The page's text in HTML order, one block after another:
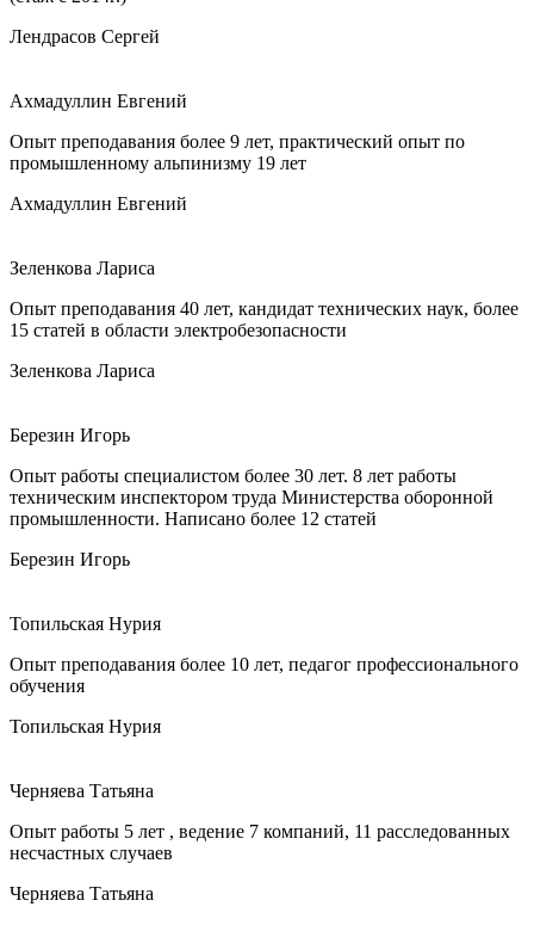
Лендрасов Сергей
Ахмадуллин Евгений
Опыт преподавания более 9 лет, практический опыт по
промышленному альпинизму 19 лет
Ахмадуллин Евгений
Зеленкова Лариса
Опыт преподавания 40 лет, кандидат технических наук, более
15 статей в области электробезопасности
Зеленкова Лариса
Березин Игорь
Опыт работы специалистом более 30 лет. 8 лет работы
техническим инспектором труда Министерства оборонной
промышленности. Написано более 12 статей
Березин Игорь
Топильская Нурия
Опыт преподавания более 10 лет, педагог профессионального
обучения
Топильская Нурия
Черняева Татьяна
Опыт работы 5 лет , ведение 7 компаний, 11 расследованных
несчастных случаев
Черняева Татьяна